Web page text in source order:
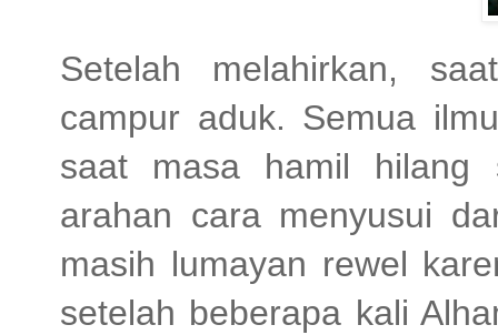
Setelah melahirkan,
campur aduk. Semua
saat masa hamil hilang
arahan cara menyusui
masih lumayan rewel
setelah beberapa kali